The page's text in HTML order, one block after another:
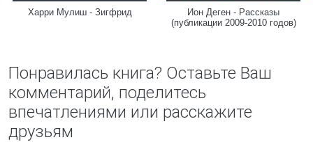
Харри Мулиш - Зигфрид
Ион Деген - Рассказы
(публикации 2009-2010 годов)
Понравилась книга? Оставьте Ваш
комментарий, поделитесь
впечатлениями или расскажите
друзьям